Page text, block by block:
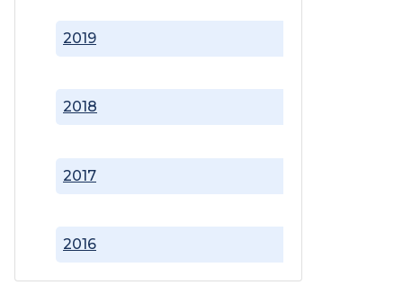
2016
2017
2018
2019